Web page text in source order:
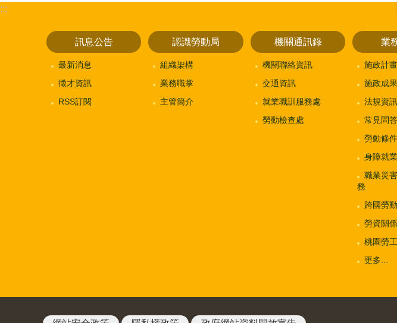
:::
訊息公告
最新消息
徵才資訊
RSS訂閱
認識勞動局
組織架構
業務職掌
主管簡介
機關通訊錄
機關聯絡資訊
交通資訊
就業職訓服務處
勞動檢查處
業
施政計畫
施政成果
法規資訊
常見問答
勞動條
身障就
職業災
務
跨國勞
勞資關
桃園勞
更多...